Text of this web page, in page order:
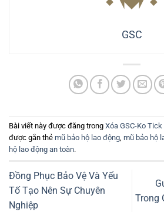
GSC
Bài viết này được đăng trong Xóa GSC-Ko Tick
được gắn thẻ mũ bảo hộ lao động, mũ bảo hộ
hộ lao động an toàn.
Đồng Phục Bảo Vệ Và Yếu
Tố Tạo Nên Sự Chuyên
Nghiệp
Trong